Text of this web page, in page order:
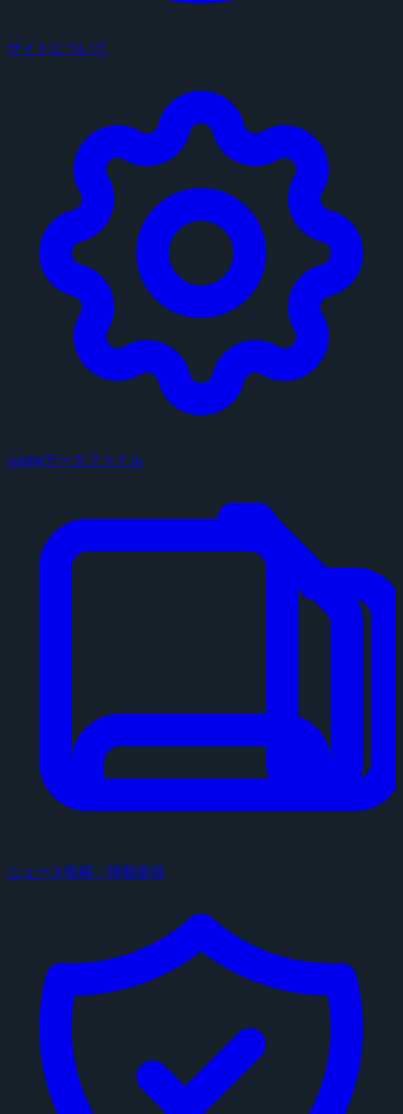
サイトについて
configデータファイル
ニュース投稿・情報提供